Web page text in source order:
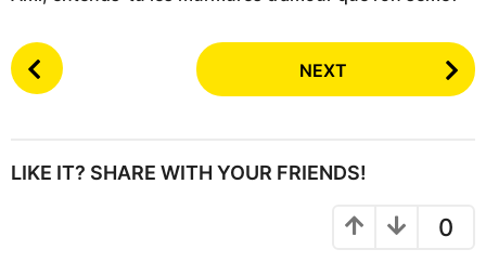
P
o
P
NEXT
LIKE IT? SHARE WITH YOUR FRIENDS!
0